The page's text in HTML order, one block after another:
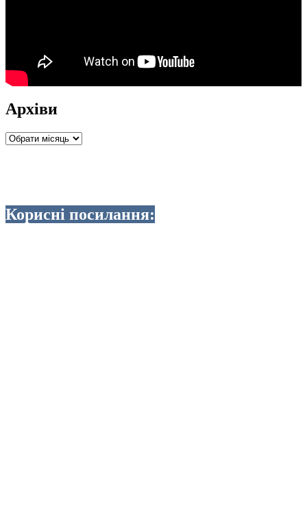
Архіви
Архіви
Корисні посилання: